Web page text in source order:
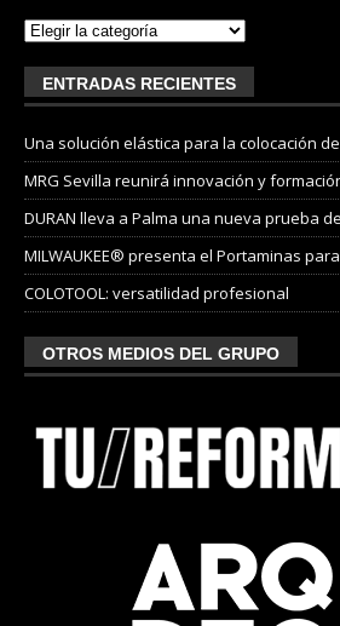
ENTRADAS RECIENTES
Una solución elástica para la colocación
MRG Sevilla reunirá innovación y
DURAN lleva a Palma una nueva prueba
MILWAUKEE® presenta el Portaminas
COLOTOOL: versatilidad profesional
OTROS MEDIOS DEL GRUPO